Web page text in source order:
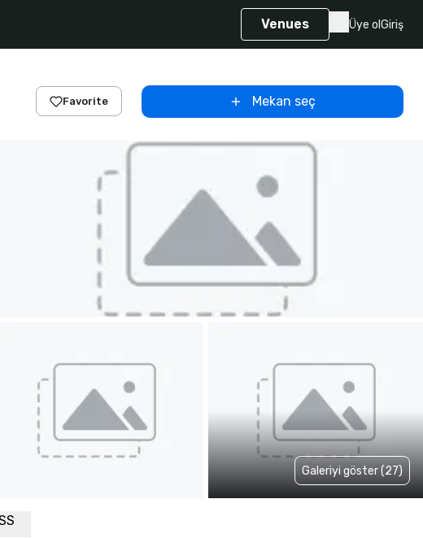
Venues Üye ol Giriş
Favorite Mekan seç
Galeriyi göster (27)